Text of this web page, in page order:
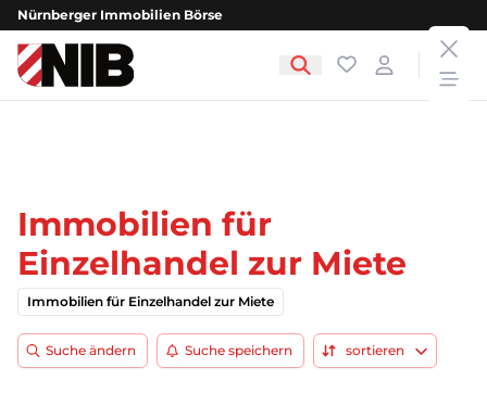
Nürnberger Immobilien Börse
NIB - Nürnberger Immobilien Börse Favoriten
Login
Immobilien für
Einzelhandel zur Miete
Immobilien für Einzelhandel zur Miete
Suche ändern Suche speichern sortieren